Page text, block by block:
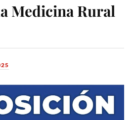
Medicina Rural